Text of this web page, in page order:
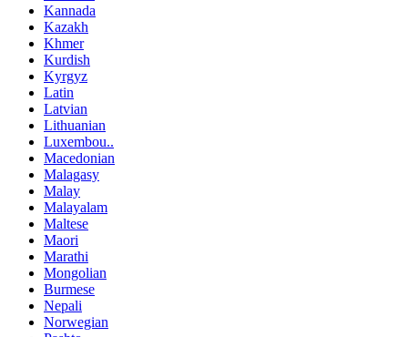
Kannada
Kazakh
Khmer
Kurdish
Kyrgyz
Latin
Latvian
Lithuanian
Luxembou..
Macedonian
Malagasy
Malay
Malayalam
Maltese
Maori
Marathi
Mongolian
Burmese
Nepali
Norwegian